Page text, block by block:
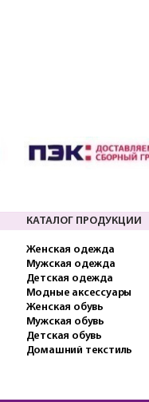
КАТАЛОГ ПРОДУКЦИИ
Женская одежда
Мужская одежда
Детская одежда
Модные аксессуары
Женская обувь
Мужская обувь
Детская обувь
Домашний текстиль